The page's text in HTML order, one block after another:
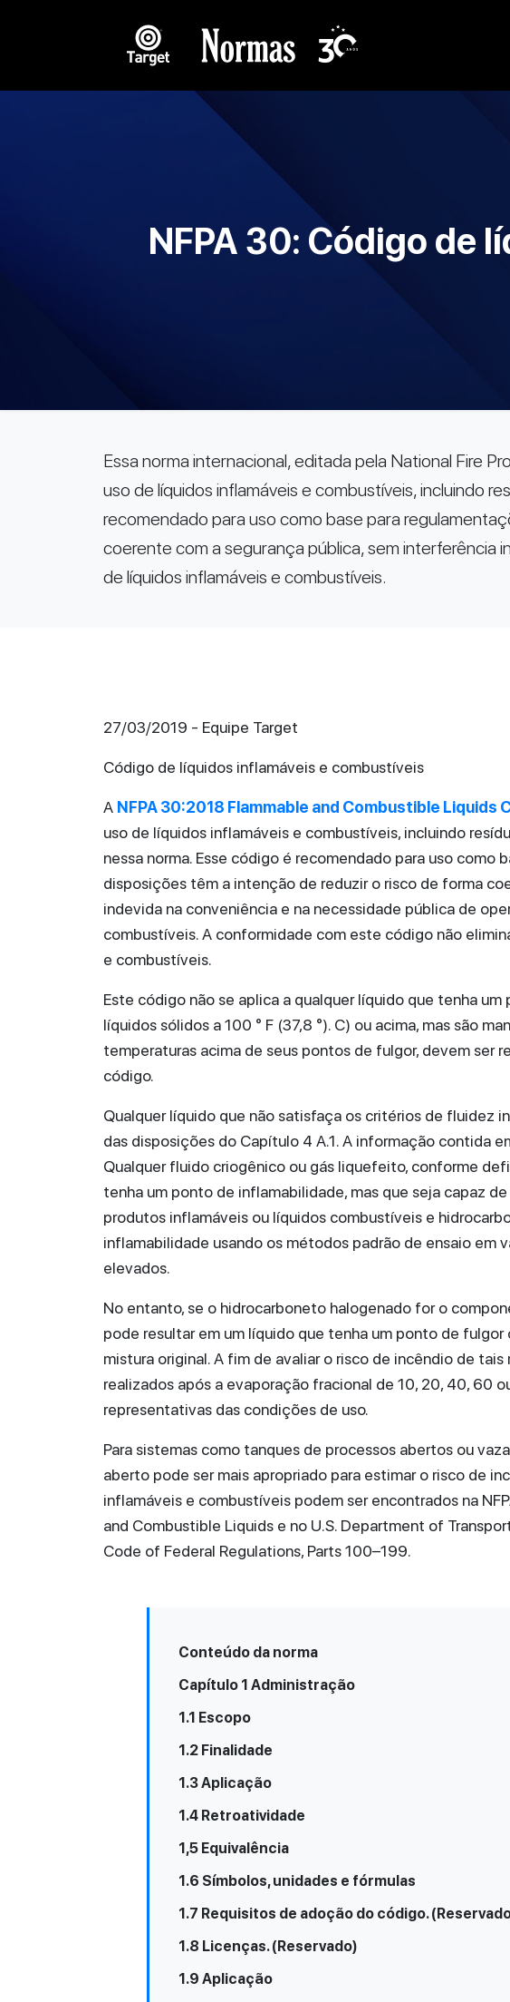
NFPA 30: Código de
Essa norma internacional, editada pela National Fire
uso de líquidos inflamáveis e combustíveis, incluindo
recomendado para uso como base para
coerente com a segurança pública, sem interferência
de líquidos inflamáveis e combustíveis.
27/03/2019 - Equipe Target
Código de líquidos inflamáveis e combustíveis
A NFPA 30:2018 Flammable and Combustible Liquids
uso de líquidos inflamáveis e combustíveis, incluindo
nessa norma. Esse código é recomendado para uso como
disposições têm a intenção de reduzir o risco de forma
indevida na conveniência e na necessidade pública de
combustíveis. A conformidade com este código não
e combustíveis.
Este código não se aplica a qualquer líquido que tenha um
líquidos sólidos a 100 ° F (37,8 °). C) ou acima, mas são
temperaturas acima de seus pontos de fulgor, devem ser
código.
Qualquer líquido que não satisfaça os critérios de fluidez
das disposições do Capítulo 4 A.1. A informação contida
Qualquer fluido criogênico ou gás liquefeito, conforme
tenha um ponto de inflamabilidade, mas que seja capaz
produtos inflamáveis ou líquidos combustíveis e
inflamabilidade usando os métodos padrão de ensaio
elevados.
No entanto, se o hidrocarboneto halogenado for o
pode resultar em um líquido que tenha um ponto de
mistura original. A fim de avaliar o risco de incêndio de
realizados após a evaporação fracional de 10, 20, 40, 60
representativas das condições de uso.
Para sistemas como tanques de processos abertos ou
aberto pode ser mais apropriado para estimar o risco de
inflamáveis e combustíveis podem ser encontrados na
and Combustible Liquids e no U.S. Department of
Code of Federal Regulations, Parts 100–199.
Conteúdo da norma
Capítulo 1 Administração
1.1 Escopo
1.2 Finalidade
1.3 Aplicação
1.4 Retroatividade
1,5 Equivalência
1.6 Símbolos, unidades e fórmulas
1.7 Requisitos de adoção do código.
1.8 Licenças. (Reservado)
1.9 Aplicação